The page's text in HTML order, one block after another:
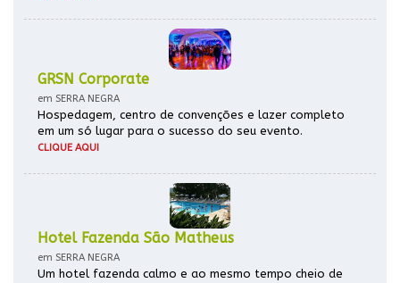
GRSN Corporate
em SERRA NEGRA
Hospedagem, centro de convenções e lazer completo
em um só lugar para o sucesso do seu evento.
CLIQUE AQUI
Hotel Fazenda São Matheus
em SERRA NEGRA
Um hotel fazenda calmo e ao mesmo tempo cheio de